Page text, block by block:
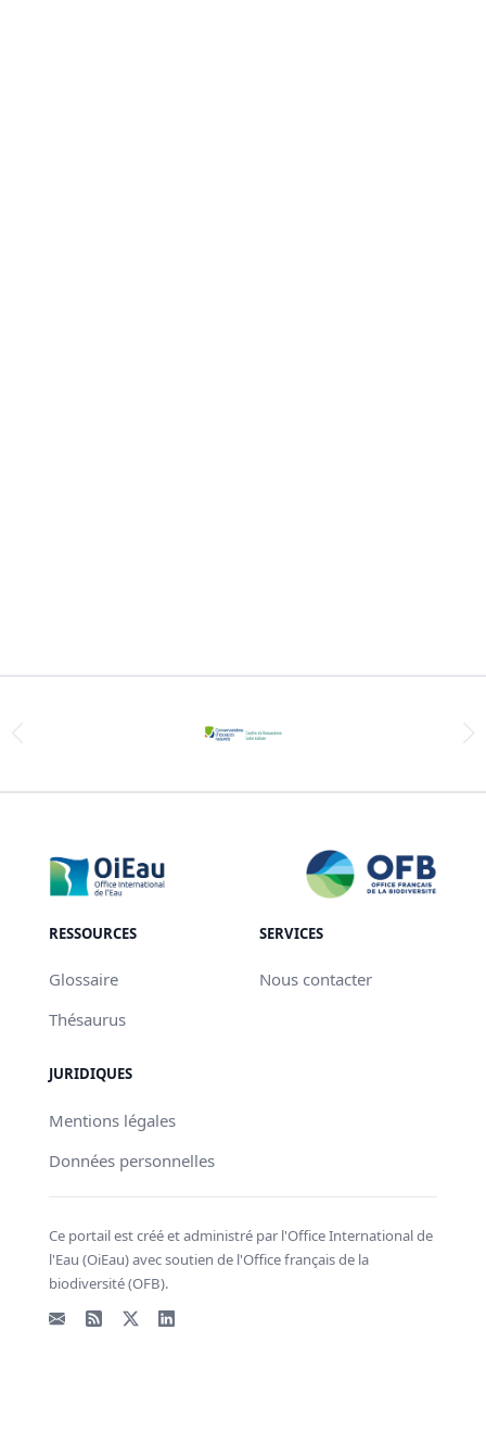
RESSOURCES
Glossaire
Thésaurus
SERVICES
Nous contacter
JURIDIQUES
Mentions légales
Données personnelles
Ce portail est créé et administré par l'Office International de
l'Eau (OiEau) avec soutien de l'Office français de la
biodiversité (OFB).